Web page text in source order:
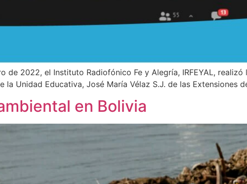
de 2022, el Instituto Radiofónico Fe y Alegría, IRFEYAL,
la Unidad Educativa, José María Vélaz S.J. de las Extensiones
en Bolivia